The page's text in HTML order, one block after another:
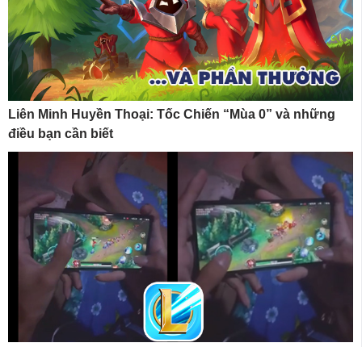
Liên Minh Huyền Thoại: Tốc Chiến “Mùa 0” và những
điều bạn cần biết